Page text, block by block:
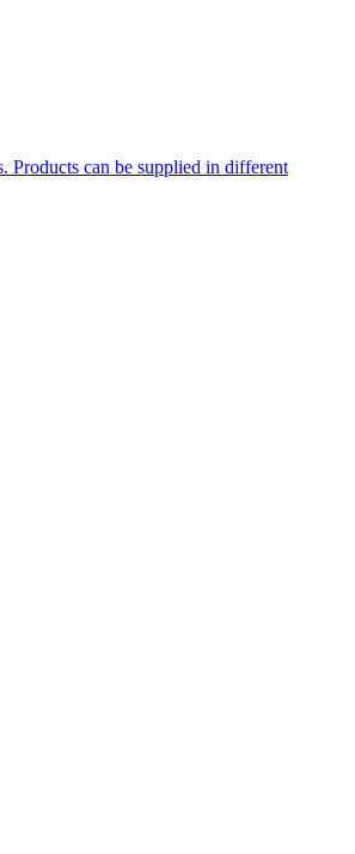
Products can be supplied in different